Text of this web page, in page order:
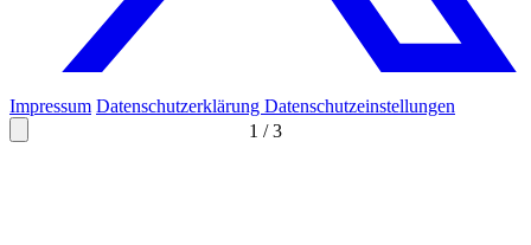
1 /3
Impressum Datenschutzerklärung Datenschutzeinstellungen